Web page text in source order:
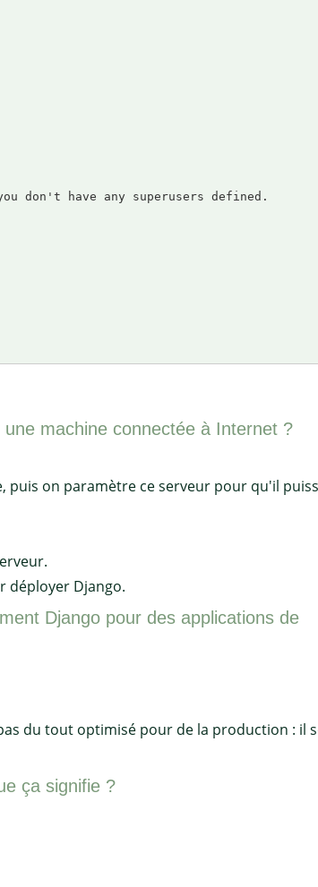
don't have any superusers defined.
machine connectée à Internet ?
puis on paramètre ce serveur pour qu'il
déployer Django.
Django pour des applications de
du tout optimisé pour de la production : il
ça signifie ?